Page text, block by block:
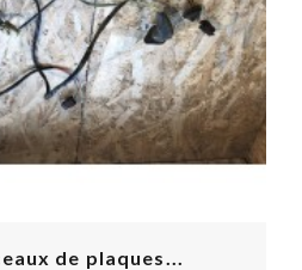
de plaques...